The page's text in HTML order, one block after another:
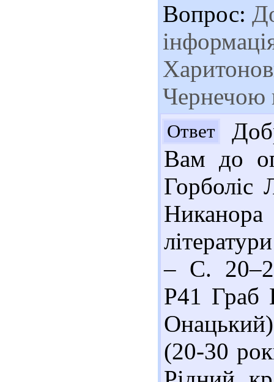
Вопрос:
Чернечою
Ответ
Вам до
Горболіс
– С.
Р41 Граб
(20-30